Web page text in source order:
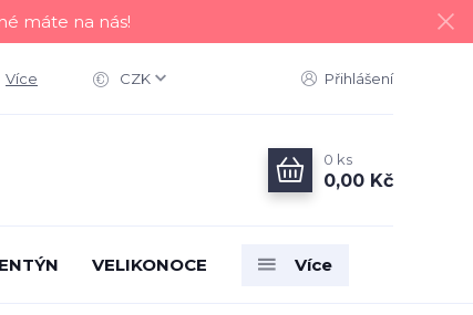
máte na nás!
Více CZK Přihlášení
0 ks
0,00 Kč
VELIKONOCE Více